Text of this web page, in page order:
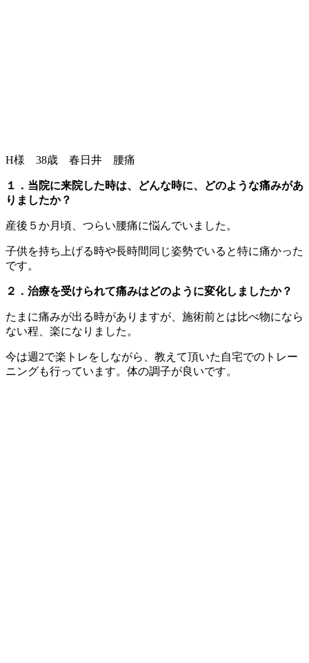
H様 38歳 春日井 腰痛
１．当院に来院した時は、どんな時に、どのような痛みがあ
りましたか？
産後５か月頃、つらい腰痛に悩んでいました。
子供を持ち上げる時や長時間同じ姿勢でいると特に痛かった
です。
２．治療を受けられて痛みはどのように変化しましたか？
たまに痛みが出る時がありますが、施術前とは比べ物になら
ない程、楽になりました。
今は週2で楽トレをしながら、教えて頂いた自宅でのトレー
ニングも行っています。体の調子が良いです。